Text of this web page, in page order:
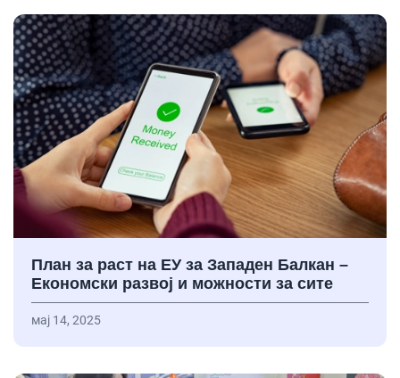
План за раст на ЕУ за Западен Балкан –
Економски развој и можности за сите
мај 14, 2025